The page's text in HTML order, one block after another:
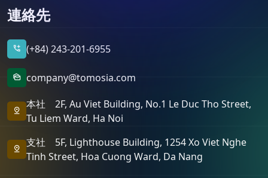
連絡先
add_call (+84) 243-201-6955
mark_as_unread company@tomosia.com
pin_drop
本社 2F, Au Viet Building, No.1 Le Duc Tho Street,
Tu Liem Ward, Ha Noi
pin_drop
支社 5F, Lighthouse Building, 1254 Xo Viet Nghe
Tinh Street, Hoa Cuong Ward, Da Nang